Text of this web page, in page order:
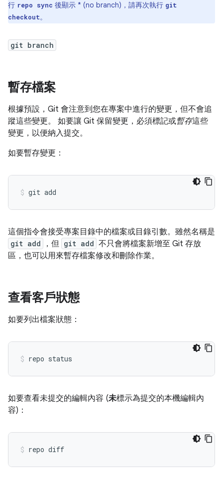
行 repo sync 後顯示 * (no branch)，請再次執行 git
checkout。
git branch
暫存檔案
根據預設，Git 會注意到您在專案中進行的變更，但不會追
蹤這些變更。 如要讓 Git 保留變更，必須標記或暫存這些
變更，以便納入提交。
如要暫存變更：
這個指令會接受專案目錄中的檔案或目錄引數。雖然名稱是
git add ，但 git add 不只會將檔案新增至 Git 存放
區，也可以用來暫存檔案修改和刪除作業。
查看客戶狀態
如要列出檔案狀態：
如要查看未提交的編輯內容 (未標示為提交的本機編輯內
容)：